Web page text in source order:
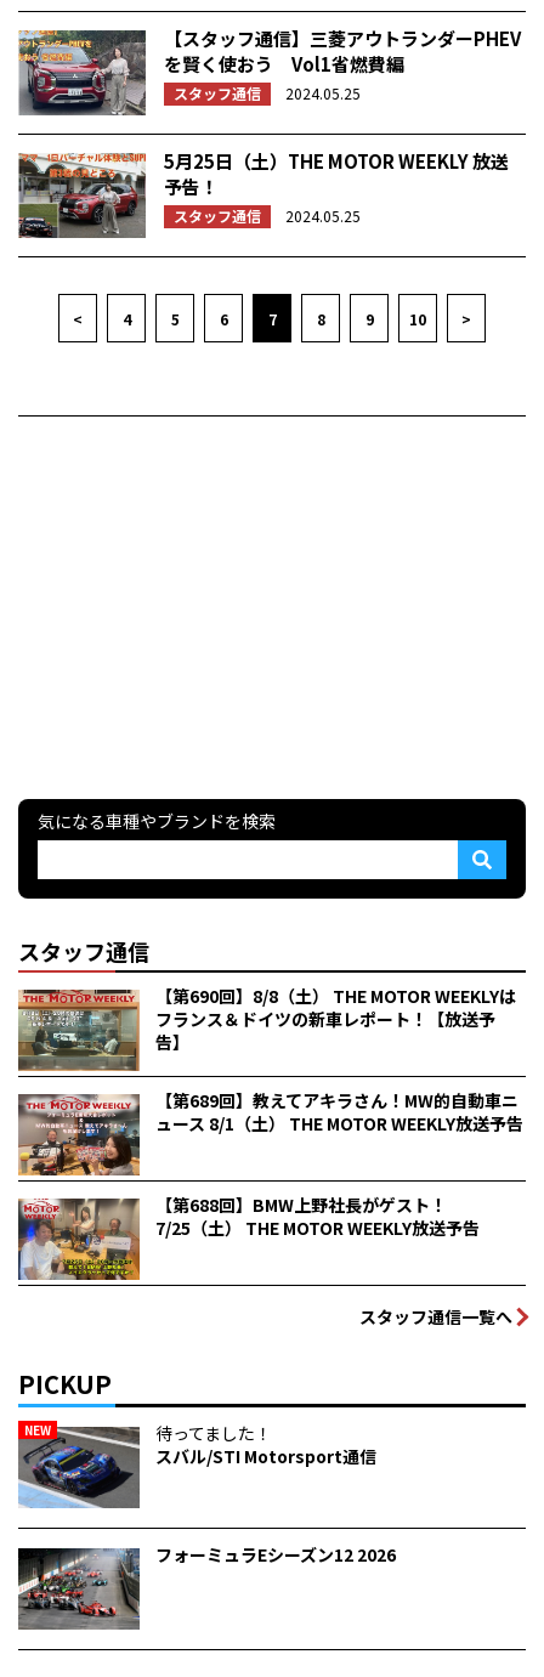
【スタッフ通信】三菱アウトランダーPHEV
を賢く使おう Vol1省燃費編
スタッフ通信 2024.05.25
5月25日（土）THE MOTOR WEEKLY 放送
予告！
スタッフ通信 2024.05.25
< 4 5 6 7 8 9 10 >
気になる車種やブランドを検索
スタッフ通信
【第690回】8/8（土） THE MOTOR WEEKLYは
フランス＆ドイツの新車レポート！【放送予
告】
【第689回】教えてアキラさん！MW的自動車ニ
ュース 8/1（土） THE MOTOR WEEKLY放送予告
【第688回】BMW上野社長がゲスト！
7/25（土） THE MOTOR WEEKLY放送予告
スタッフ通信一覧へ
PICKUP
NEW
待ってました！
スバル/STI Motorsport通信
フォーミュラEシーズン12 2026